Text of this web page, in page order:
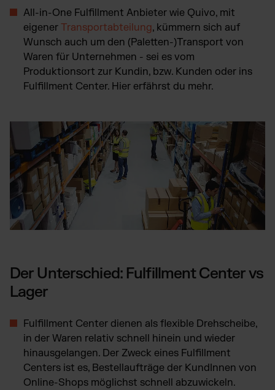
All-in-One Fulfillment Anbieter wie Quivo, mit
eigener Transportabteilung, kümmern sich auf
Wunsch auch um den (Paletten-)Transport von
Waren für Unternehmen - sei es vom
Produktionsort zur Kundin, bzw. Kunden oder ins
Fulfillment Center. Hier erfährst du mehr.
Der Unterschied: Fulfillment Center vs
Lager
Fulfillment Center dienen als flexible Drehscheibe,
in der Waren relativ schnell hinein und wieder
hinausgelangen. Der Zweck eines Fulfillment
Centers ist es, Bestellaufträge der KundInnen von
Online-Shops möglichst schnell abzuwickeln.